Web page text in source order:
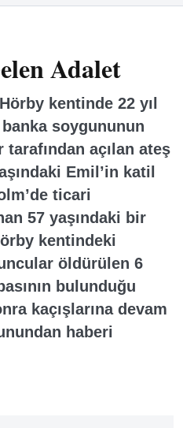
Adalet
kentinde 22 yıl
soygununun
açılan ateş
Emil’in katil
ticari
57 yaşındaki bir
kentindeki
öldürülen 6
bulunduğu
kaçışlarına devam
haberi